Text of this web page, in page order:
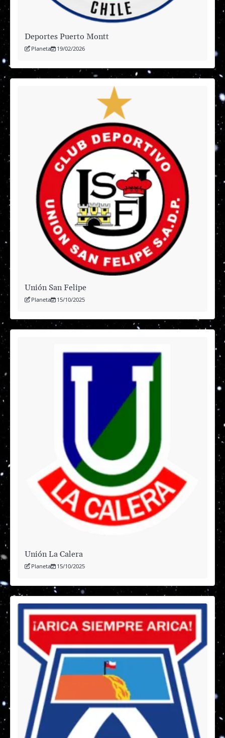
Deportes Puerto Montt
Planeta 19/02/2026
Unión San Felipe
Planeta 15/10/2025
Unión La Calera
Planeta 15/10/2025